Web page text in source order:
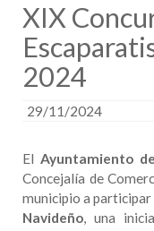
XIX
2024
29/11/2024
ElAyuntamiento
Concejalía de
municipio a participar
Navideño, una